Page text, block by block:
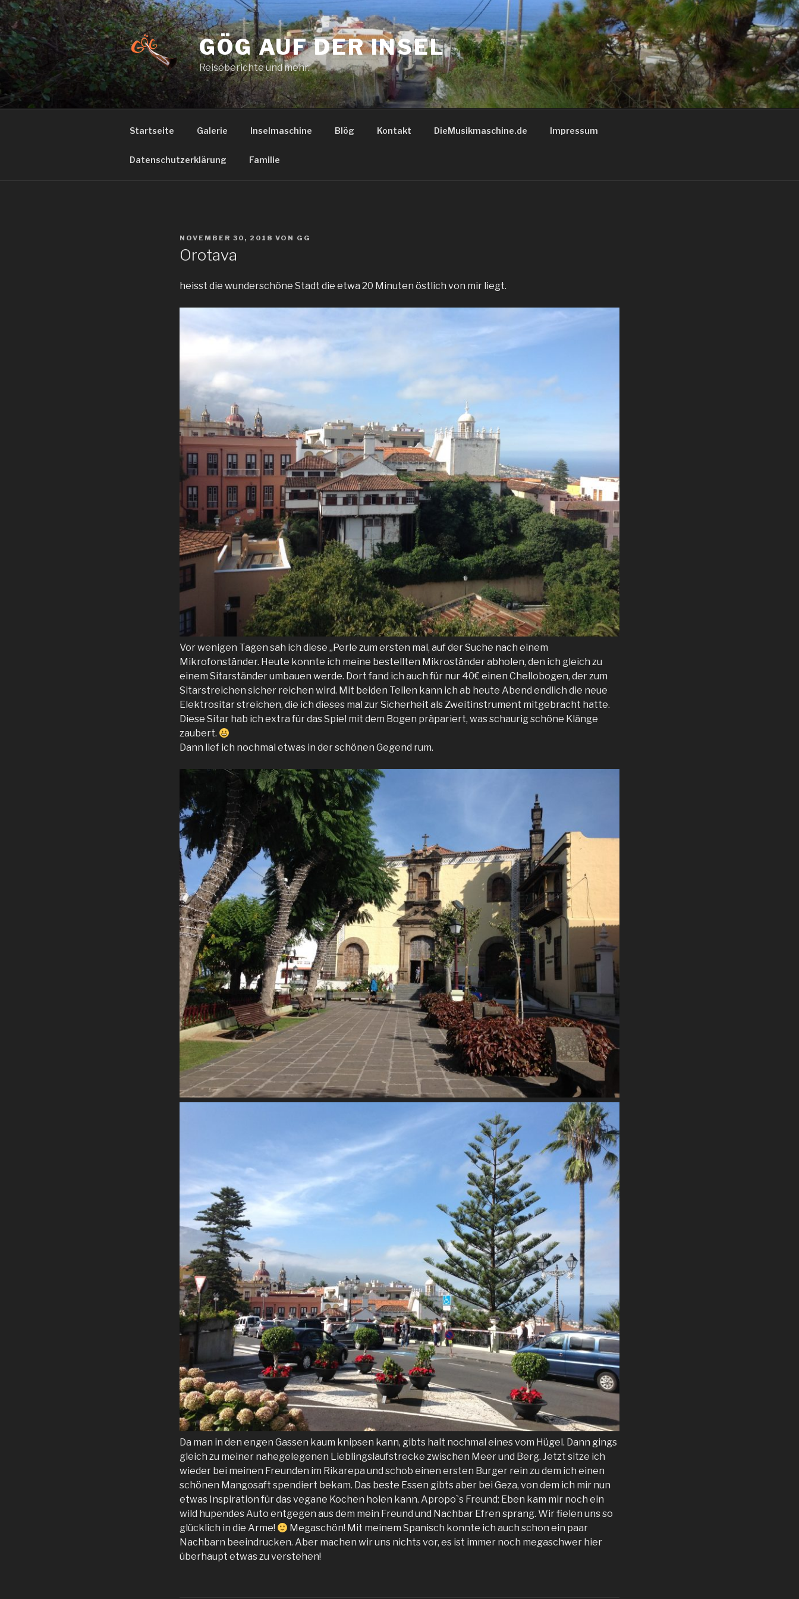
Zum
Inhalt
springen
GÖG AUF DER INSEL
Reiseberichte und mehr.
Startseite Galerie Inselmaschine Blög Kontakt DieMusikmaschine.de Impressum
Datenschutzerklärung Familie
VERÖFFENTLICHT
NOVEMBER 30, 2018 VON GG
Orotava
heisst die wunderschöne Stadt die etwa 20 Minuten östlich von mir liegt.
Vor wenigen Tagen sah ich diese „Perle zum ersten mal, auf der Suche nach einem
Mikrofonständer. Heute konnte ich meine bestellten Mikroständer abholen, den ich gleich zu
einem Sitarständer umbauen werde. Dort fand ich auch für nur 40€ einen Chellobogen, der zum
Sitarstreichen sicher reichen wird. Mit beiden Teilen kann ich ab heute Abend endlich die neue
Elektrositar streichen, die ich dieses mal zur Sicherheit als Zweitinstrument mitgebracht hatte.
Diese Sitar hab ich extra für das Spiel mit dem Bogen präpariert, was schaurig schöne Klänge
zaubert.
Dann lief ich nochmal etwas in der schönen Gegend rum.
Da man in den engen Gassen kaum knipsen kann, gibts halt nochmal eines vom Hügel. Dann gings
gleich zu meiner nahegelegenen Lieblingslaufstrecke zwischen Meer und Berg. Jetzt sitze ich
wieder bei meinen Freunden im Rikarepa und schob einen ersten Burger rein zu dem ich einen
schönen Mangosaft spendiert bekam. Das beste Essen gibts aber bei Geza, von dem ich mir nun
etwas Inspiration für das vegane Kochen holen kann. Apropo`s Freund: Eben kam mir noch ein
wild hupendes Auto entgegen aus dem mein Freund und Nachbar Efren sprang. Wir fielen uns so
glücklich in die Arme!
Megaschön! Mit meinem Spanisch konnte ich auch schon ein paar
Nachbarn beeindrucken. Aber machen wir uns nichts vor, es ist immer noch megaschwer hier
überhaupt etwas zu verstehen!